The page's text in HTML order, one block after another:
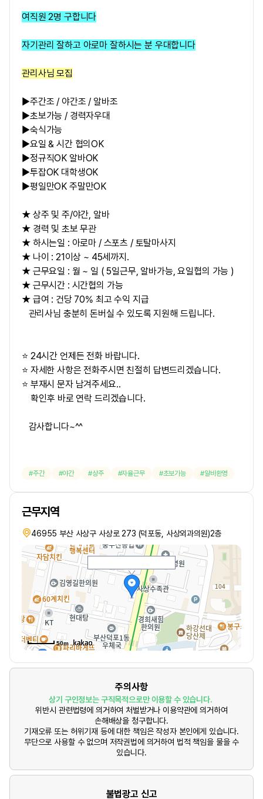
여직원 2명 구합니다
자기관리 잘하고 아로마 잘하시는 분 우대합니다
관리사님 모집
▶주간조 / 야간조 / 알바조
▶초보가능 / 경력자우대
▶숙식가능
▶요일 & 시간 협의OK
▶정규직OK 알바OK
▶투잡OK 대학생OK
▶평일만OK 주말만OK
★ 상주 및 주/야간, 알바
★ 경력 및 초보 무관
★ 하시는일 : 아로마 / 스포츠 / 토탈마사지
★ 나이 : 21이상 ~ 45세까지.
★ 근무요일 : 월 ~ 일 ( 5일근무, 알바가능, 요일협의 가능 )
★ 근무시간 : 시간협의 가능
★ 급여 : 건당 70% 최고 수익 지급
관리사님 충분히 돈버실 수 있도록 지원해 드립니다.
⭐ 24시간 언제든 전화 바랍니다.
⭐ 자세한 사항은 전화주시면 친절히 답변드리겠습니다.
⭐ 부재시 문자 남겨주세요..
확인후 바로 연락 드리겠습니다.
감사합니다~^^
주간 야간 상주 자율근무 초보가능 알바환영
근무지역
46955 부산 사상구 사상로 273 (덕포동, 사상외과의원)2층
50m
주의사항
상기 구인정보는 구직목적으로만 이용할 수 있습니다.
위반시 관련법령에 의거하여 처벌받거나 이용약관에 의거하여
손해배상을 청구합니다.
기재오류 또는 허위기재 등에 대한 책임은 작성자 본인에게 있습니다.
무단으로 사용할 수 없으며 저작권법에 의거하여 법적 책임을 물을 수
있습니다.
불법광고 신고